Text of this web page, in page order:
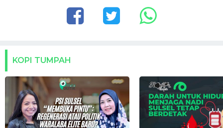
KOPI TUMPAH